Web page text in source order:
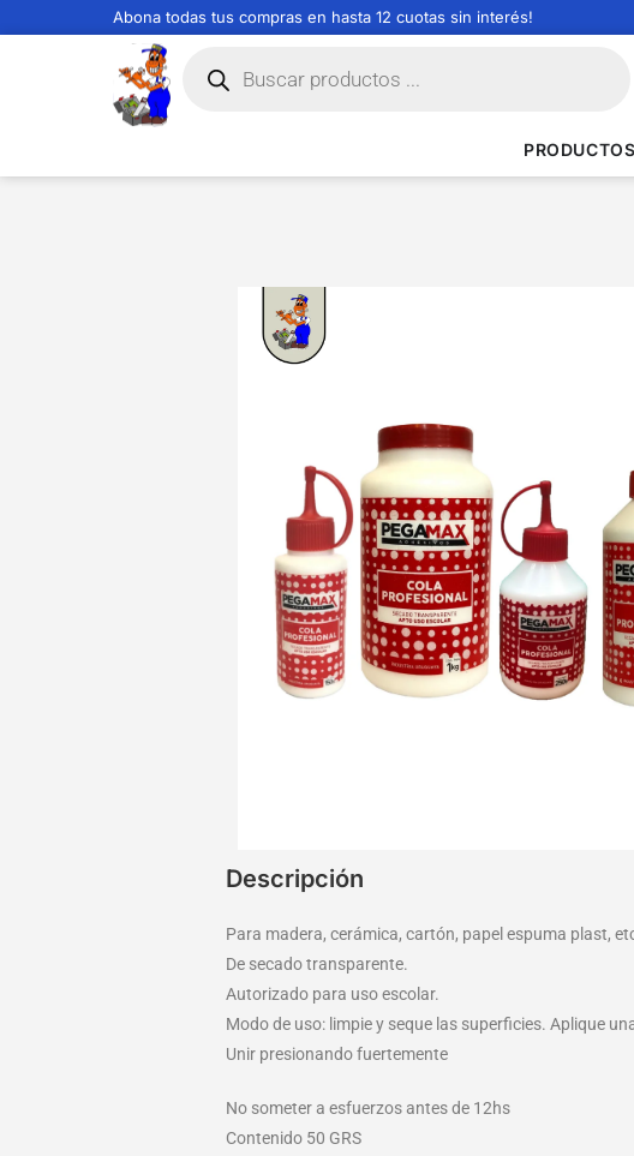
Abona todas tus compras en hasta 12 cuotas sin interés!
PRODUCTOS
Descripción
Para madera, cerámica, cartón, papel espuma plast,
De secado transparente.
Autorizado para uso escolar.
Modo de uso: limpie y seque las superficies. Aplique
Unir presionando fuertemente
No someter a esfuerzos antes de 12hs
Contenido 50 GRS